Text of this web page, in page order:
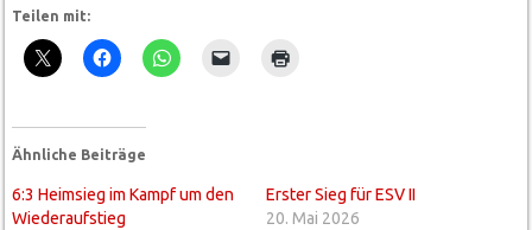
Teilen mit:
Ähnliche Beiträge
6:3 Heimsieg im Kampf um den
Wiederaufstieg
Erster Sieg für ESV II
20. Mai 2026